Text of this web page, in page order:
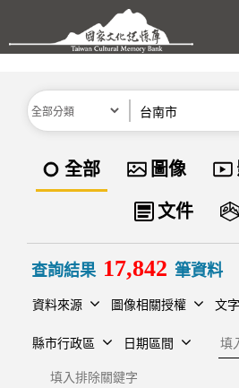
跳到主要內容區塊
分類
資
全部 圖像
文件
查詢結果 17,842 筆資料
資料來源 圖像相關授權 文
縣市行政區 日期區間
建
排除關鍵字